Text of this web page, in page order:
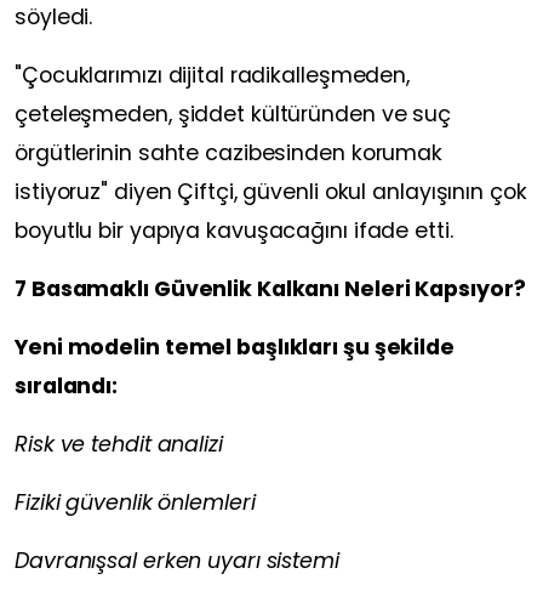
söyledi.
"Çocuklarımızı dijital radikalleşmeden,
çeteleşmeden, şiddet kültüründen ve suç
örgütlerinin sahte cazibesinden korumak
istiyoruz" diyen Çiftçi, güvenli okul anlayışının çok
boyutlu bir yapıya kavuşacağını ifade etti.
7 Basamaklı Güvenlik Kalkanı Neleri Kapsıyor?
Yeni modelin temel başlıkları şu şekilde
sıralandı:
Risk ve tehdit analizi
Fiziki güvenlik önlemleri
Davranışsal erken uyarı sistemi